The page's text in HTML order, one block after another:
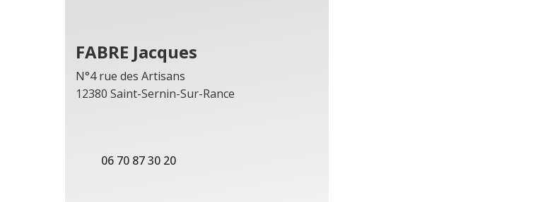
FABRE Jacques
N°4 rue des Artisans
12380 Saint-Sernin-Sur-Rance
06 70 87 30 20